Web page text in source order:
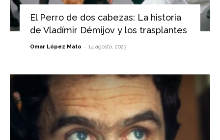
El Perro de dos cabezas: La historia
de Vladímir Démijov y los trasplantes
Omar López Mato - 14 agosto, 2023